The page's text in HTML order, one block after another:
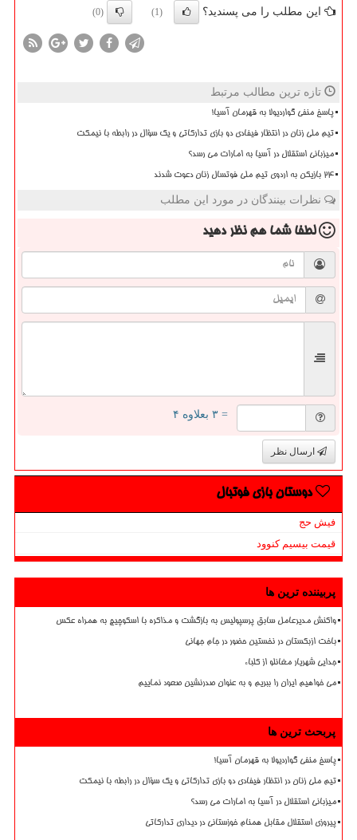
این مطلب را می پسندید؟ (1)
(0)
تازه ترین مطالب مرتبط
پاسخ منفی گواردیولا به قهرمان آسیا!
تیم ملی زنان در انتظار فیفادی دو بازی تدارکاتی و یک سؤال در رابطه با نیمکت
میزبانی استقلال در آسیا به امارات می رسد؟
۲۴ بازیکن به اردوی تیم ملی فوتسال زنان دعوت شدند
نظرات بینندگان در مورد این مطلب
لطفا شما همنظر دهید
= ۳ بعلاوه ۴
ارسال نظر
دوستان بازی فوتبال
فیش حج
قیمت بیسیم کنوود
پربیننده ترین ها
واکنش مدیرعامل سابق پرسپولیس به بازگشت و مذاکره با اسکوچیچ به همراه عکس
باخت ازبکستان در نخستین حضور در جام جهانی
جدایی شهریار مغانلو از کلباء
می خواهیم ایران را ببریم و به عنوان صدرنشین صعود نماییم
پربحث ترین ها
پاسخ منفی گواردیولا به قهرمان آسیا!
تیم ملی زنان در انتظار فیفادی دو بازی تدارکاتی و یک سؤال در رابطه با نیمکت
میزبانی استقلال در آسیا به امارات می رسد؟
پیروزی استقلال مقابل همنام خوزستانی در دیداری تدارکاتی